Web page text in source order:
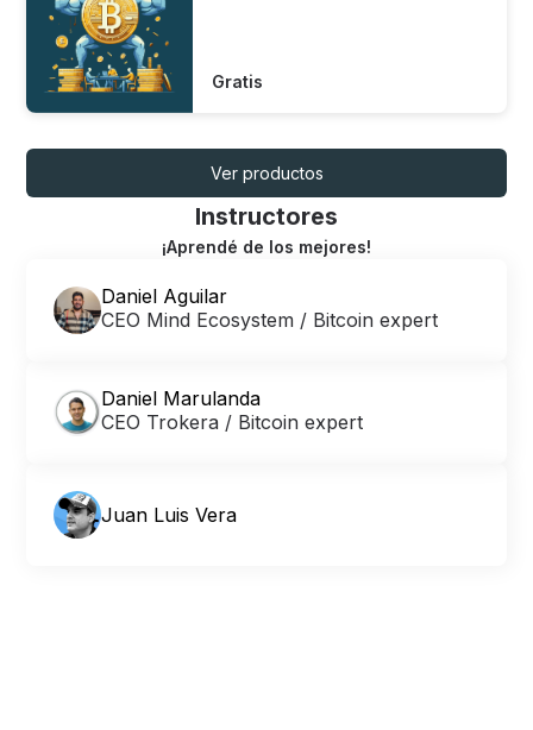
Gratis
Ver productos
Instructores
¡Aprendé de los mejores!
Daniel Aguilar
CEO Mind Ecosystem / Bitcoin expert
Daniel Marulanda
CEO Trokera / Bitcoin expert
Juan Luis Vera